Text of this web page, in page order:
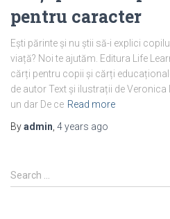
pentru caracter
Ești părinte și nu știi să-i explici
viață? Noi te ajutăm. Editura Life
cărți pentru copii și cărți
de autor Text și ilustrații de
un dar De ce Read more
Byadmin 4 years ago
S
e
Search …